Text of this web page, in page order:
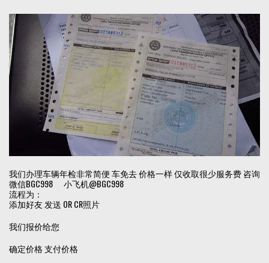
我们办理车辆年检非常简便 车免去 价格一样 仅收取很少服务费 咨询
微信BGC998 小飞机@BGC998
流程为：
添加好友 发送 OR CR照片
我们报价给您
确定价格 支付价格